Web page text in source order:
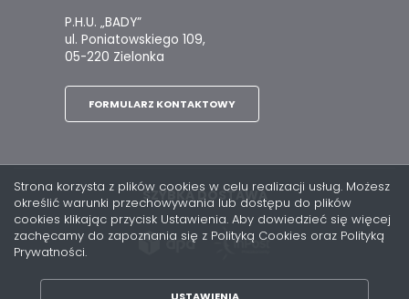
P.H.U. „BADY”
ul. Poniatowskiego 109,
05-220 Zielonka
FORMULARZ KONTAKTOWY
SZYBKA DOSTAWA
Strona korzysta z plików cookies w celu realizacji usług. Możesz
określić warunki przechowywania lub dostępu do plików
cookies klikając przycisk Ustawienia. Aby dowiedzieć się więcej
zachęcamy do zapoznania się z Polityką Cookies oraz Polityką
Prywatności.